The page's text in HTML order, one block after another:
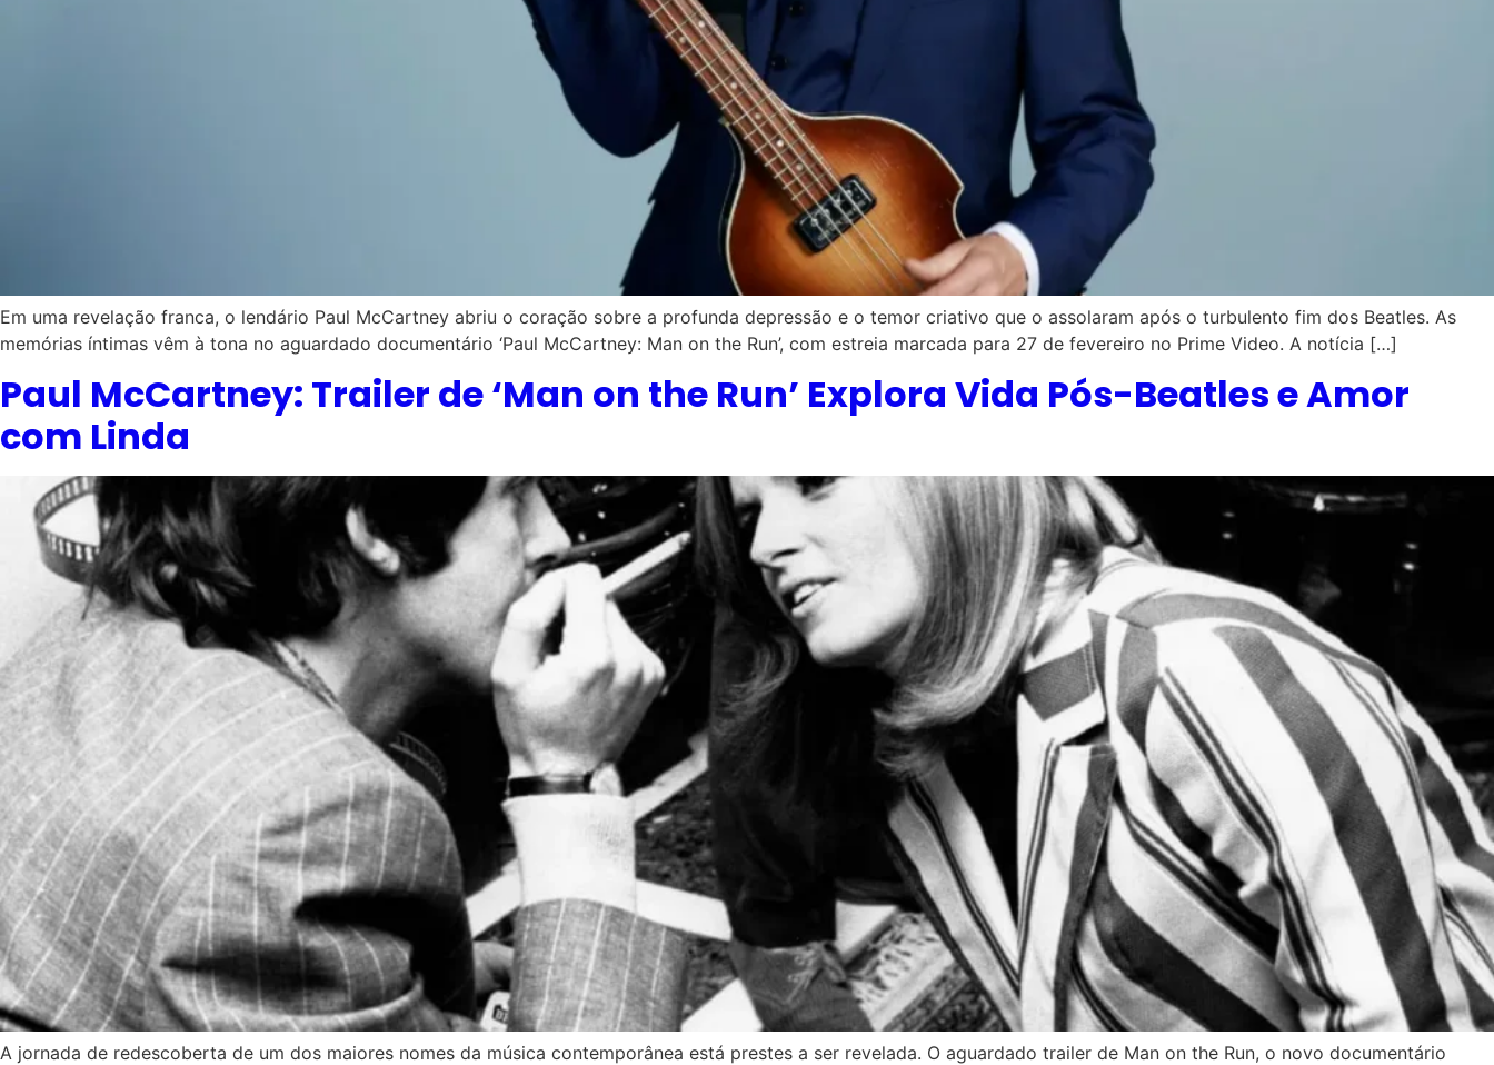
Em uma revelação franca, o lendário Paul McCartney abriu o coração sobre a profunda depressão e o temor criativo que o assolaram após o turbulento fim dos Beatles. As
memórias íntimas vêm à tona no aguardado documentário ‘Paul McCartney: Man on the Run’, com estreia marcada para 27 de fevereiro no Prime Video. A notícia […]
Paul McCartney: Trailer de ‘Man on the Run’ Explora Vida Pós-Beatles e Amor
com Linda
A jornada de redescoberta de um dos maiores nomes da música contemporânea está prestes a ser revelada. O aguardado trailer de Man on the Run, o novo documentário